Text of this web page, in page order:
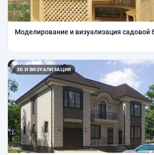
Моделирование и визуализация садовой
3D И ВИЗУАЛИЗАЦИЯ